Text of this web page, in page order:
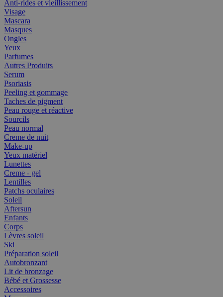
Anti-rides et vieillissement
Visage
Mascara
Masques
Ongles
Yeux
Parfumes
Autres Produits
Serum
Psoriasis
Peeling et gommage
Taches de pigment
Peau rouge et réactive
Sourcils
Peau normal
Creme de nuit
Make-up
Yeux matériel
Lunettes
Creme - gel
Lentilles
Patchs oculaires
Soleil
Aftersun
Enfants
Corps
Lèvres soleil
Ski
Préparation soleil
Autobronzant
Lit de bronzage
Bébé et Grossesse
Accessoires